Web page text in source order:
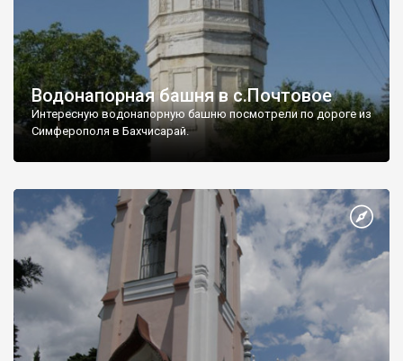
Водонапорная башня в с.Почтовое
Интересную водонапорную башню посмотрели по дороге из
Симферополя в Бахчисарай.